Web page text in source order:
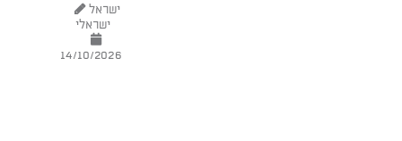
ישראל
ישראלי
14/10/2026